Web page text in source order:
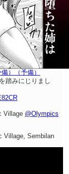
備）
（予備）
踏みにじりまし
Village @Olympics
Village, Sembilan